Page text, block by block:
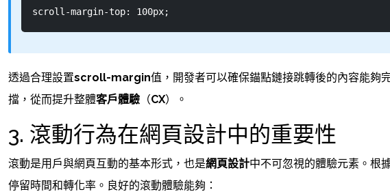
scroll-margin-top: 100px;
透過合理設置scroll-margin值，開發者可以確保錨點鏈接跳轉後的內容能夠
擋，從而提升整體客戶體驗 （CX）。
3. 滾動行為在網頁設計中的重要性
滾動是用戶與網頁互動的基本形式，也是網頁設計中不可忽視的體驗元素。根
停留時間和轉化率。良好的滾動體驗能夠：